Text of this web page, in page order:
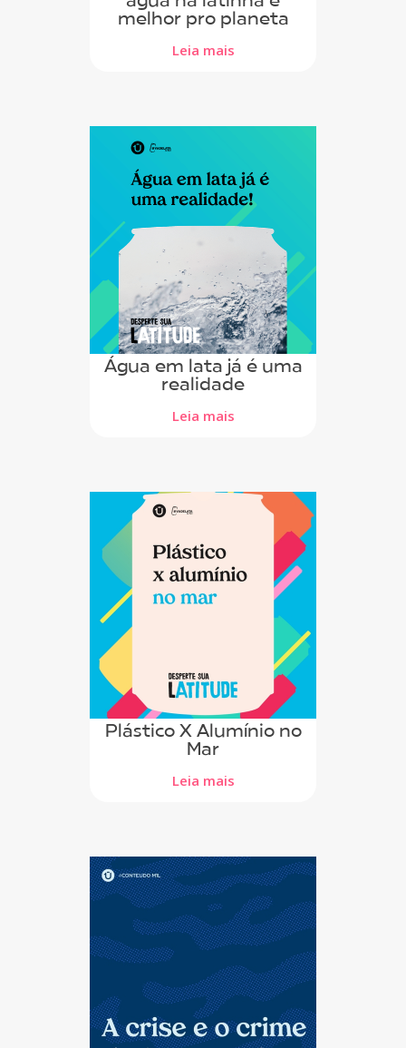
melhor pro planeta
Leia mais
Água em lata já é uma
realidade
Leia mais
Plástico X Alumínio no
Mar
Leia mais